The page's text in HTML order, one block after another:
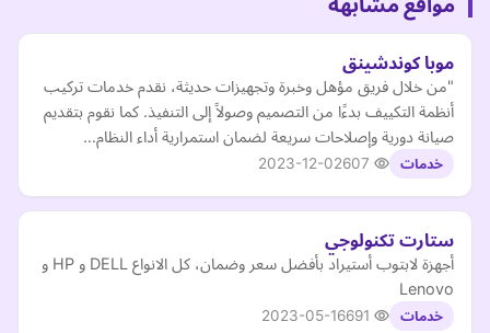
موبا كوندشينق
"من خلال فريق مؤهل وخبرة وتجهيزات حديثة، نقدم خدمات تركيب
أنظمة التكييف بدءًا من التصميم وصولاً إلى التنفيذ. كما نقوم بتقديم
صيانة دورية وإصلاحات سريعة لضمان استمرارية أداء النظام…
خدمات 2023-12-02
ستارت تكنولوجي
أجهزة لابتوب أستيراد بأفضل سعر وضمان، كل الانواع DELL و HP و
Lenovo
خدمات 2023-05-16